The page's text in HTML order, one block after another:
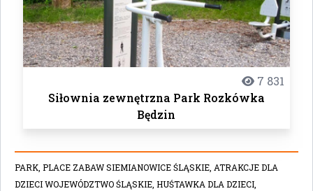
7 831
Siłownia zewnętrzna Park Rozkówka
Będzin
PARK, PLACE ZABAW SIEMIANOWICE ŚLĄSKIE, ATRAKCJE DLA
DZIECI WOJEWÓDZTWO ŚLĄSKIE, HUŚTAWKA DLA DZIECI,